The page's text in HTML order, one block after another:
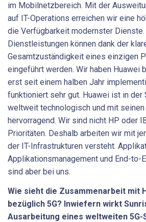
im Mobilnetzbereich. Mit der
auf IT-Operations erreichen wir eine
die Verfügbarkeit modernster Dienste.
Dienstleistungen können dank der
Gesamtzuständigkeit eines einzigen
eingeführt werden. Wir haben Huawei
erst seit einem halben Jahr
funktioniert sehr gut. Huawei ist in der
weltweit technologisch und mit
hervorragend. Wir sind nicht HP oder
Prioritäten. Deshalb arbeiten wir mit
der IT-Infrastrukturen versteht.
Applikationsmanagement und End-to-
sind aber bei uns.
Wie sieht die Zusammenarbeit mit
bezüglich 5G? Inwiefern wirkt
Ausarbeitung eines weltweiten 5G-